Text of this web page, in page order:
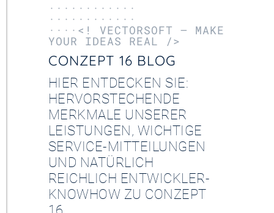
············
············
····<! VECTORSOFT – MAKE
YOUR IDEAS REAL />
CONZEPT 16 BLOG
HIER ENTDECKEN SIE:
HERVORSTECHENDE
MERKMALE UNSERER
LEISTUNGEN, WICHTIGE
SERVICE-MITTEILUNGEN
UND NATÜRLICH
REICHLICH ENTWICKLER-
KNOWHOW ZU CONZEPT